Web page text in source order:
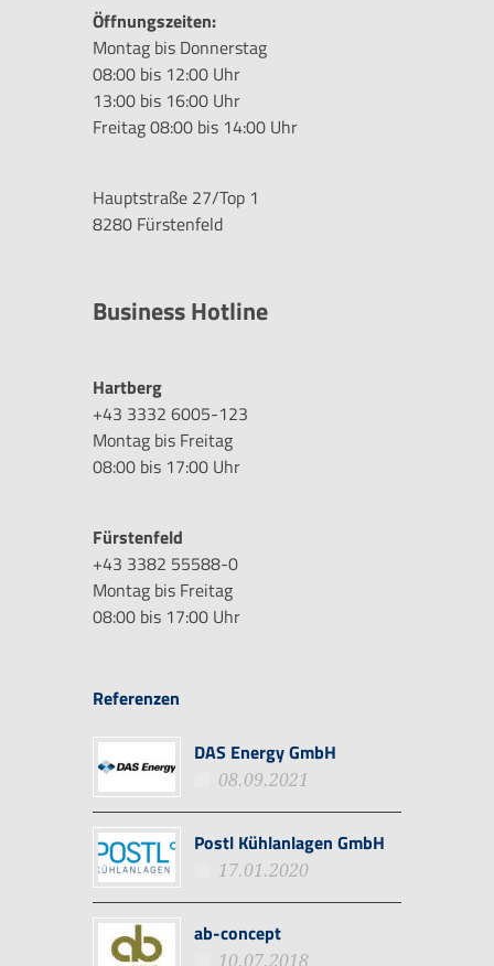
Öffnungszeiten:
Montag bis Donnerstag
08:00 bis 12:00 Uhr
13:00 bis 16:00 Uhr
Freitag 08:00 bis 14:00 Uhr
Hauptstraße 27/Top 1
8280 Fürstenfeld
Business Hotline
Hartberg
+43 3332 6005-123
Montag bis Freitag
08:00 bis 17:00 Uhr
Fürstenfeld
+43 3382 55588-0
Montag bis Freitag
08:00 bis 17:00 Uhr
Referenzen
DAS Energy GmbH
08.09.2021
Postl Kühlanlagen GmbH
17.01.2020
ab-concept
10.07.2018